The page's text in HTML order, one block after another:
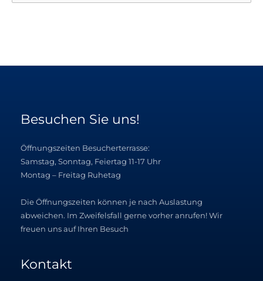
e
Besuchen Sie uns!
Öffnungszeiten Besucherterrasse:
Samstag, Sonntag, Feiertag 11-17 Uhr
Montag – Freitag Ruhetag
Die Öffnungszeiten können je nach Auslastung
abweichen. Im Zweifelsfall gerne vorher anrufen! Wir
freuen uns auf Ihren Besuch
Kontakt